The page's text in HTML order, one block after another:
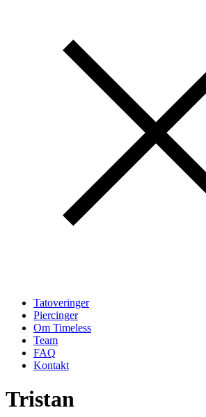
Tatoveringer
Piercinger
Om Timeless
Team
FAQ
Kontakt
Tristan